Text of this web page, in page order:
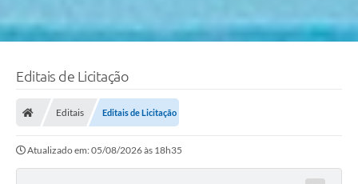
Editais de Licitação
Editais Editais de Licitação
Atualizado em: 05/08/2026 às 18h35